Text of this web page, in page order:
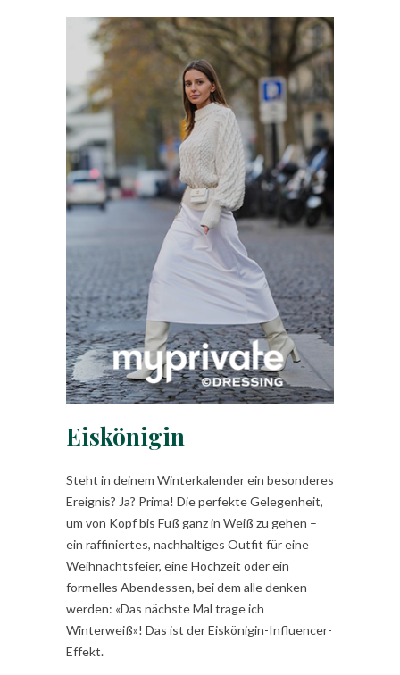
Eiskönigin
Steht in deinem Winterkalender ein besonderes
Ereignis? Ja? Prima! Die perfekte Gelegenheit,
um von Kopf bis Fuß ganz in Weiß zu gehen –
ein raffiniertes, nachhaltiges Outfit für eine
Weihnachtsfeier, eine Hochzeit oder ein
formelles Abendessen, bei dem alle denken
werden: «Das nächste Mal trage ich
Winterweiß»! Das ist der Eiskönigin-Influencer-
Effekt.